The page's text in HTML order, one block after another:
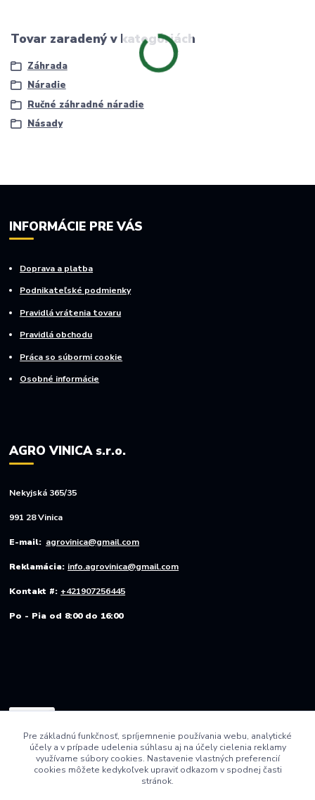
Tovar zaradený v kategóriách
Záhrada
Náradie
Ručné záhradné náradie
Násady
INFORMÁCIE PRE VÁS
Doprava a platba
Podnikateľské podmienky
Pravidlá vrátenia tovaru
Pravidlá obchodu
Práca so súbormi cookie
Osobné informácie
AGRO VINICA s.r.o.
Nekyjská 365/35
991 28 Vinica
E-mail: agrovinica@gmail.com
Reklamácia: info.agrovinica@gmail.com
Kontakt #: +421907256445
Po - Pia od 8:00 do 16:00
Pre základnú funkčnosť, spríjemnenie používania webu, analytické
účely a v prípade udelenia súhlasu aj na účely cielenia reklamy
využívame súbory cookies. Nastavenie vlastných preferencií
cookies môžete kedykoľvek upraviť odkazom v spodnej časti
stránok.